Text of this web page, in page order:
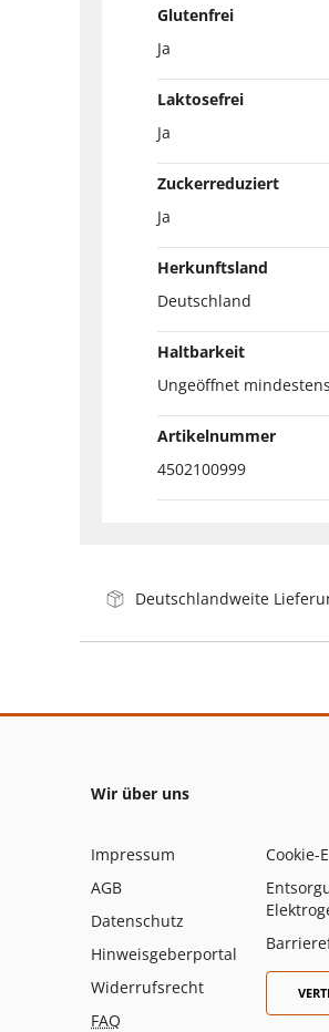
Glutenfrei
Ja
Laktosefrei
Ja
Zuckerreduziert
Ja
Herkunftsland
Deutschland
Haltbarkeit
Ungeöffnet
Artikelnummer
4502100999
Deutschlandweite
Wir über uns
Impressum
AGB
Datenschutz
Hinweisgeberportal
Widerrufsrecht
FAQ
Cookie-